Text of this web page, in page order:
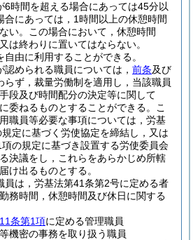
6時間を超える場合にあっては45分以
合にあっては，1時間以上の休憩時間
い。
この場合において，休憩時間
は終わりに置いてはならない。
由に利用することができる。
められる職員については， 前条及び
らず，裁量労働制を適用し，当該職員
段及び時間配分の決定等に関して
委ねるものとすることができる。
こ
職員等必要な事項については，労基
定に基づく労使協定を締結し，又は
の規定に基づき設置する労使委員会
決議をし，これらをあらかじめ所轄
け出るものとする。
員は，労基法第41条第2号に定める者
務時間，休憩時間及び休日に関する
条第1項に定める管理職員
機密の事務を取り扱う職員